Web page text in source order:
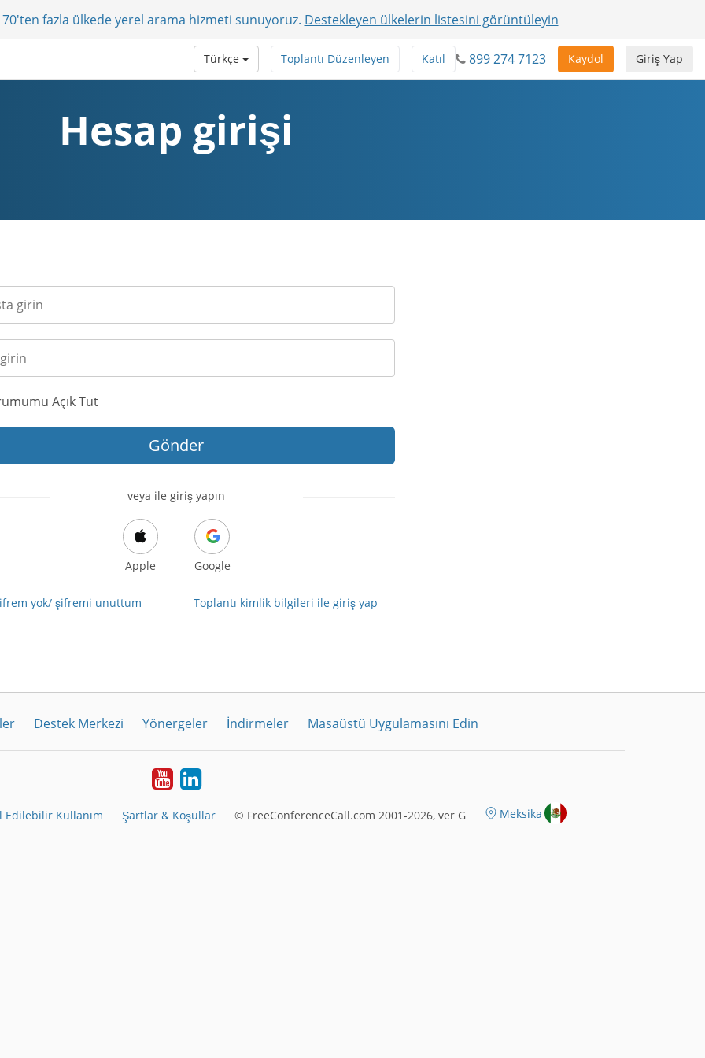
70'ten fazla ülkede yerel arama hizmeti sunuyoruz. Destekleyen ülkelerin listesini görüntüleyin
Giriş Yap
Kaydol
899 274 7123
Katıl
Toplantı Düzenleyen
Türkçe
Hesap girişi
Açık Tut
Gönder
veya ile giriş yapın
Apple Google
yok/ şifremi unuttum Toplantı kimlik bilgileri ile giriş yap
Destek Merkezi Yönergeler İndirmeler Masaüstü Uygulamasını Edin
YoutubeLinkedIn
Edilebilir Kullanım Şartlar & Koşullar © FreeConferenceCall.com 2001-2026, ver G Meksika